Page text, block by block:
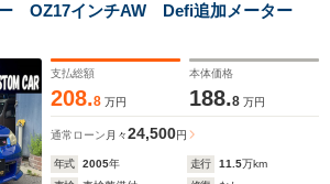
OZ17インチAW Defi追加メーター
支払総額
208.8 万円
本体価格
188.8 万円
通常ローン 月々24,500円
年式 2005年 走行 11.5万km